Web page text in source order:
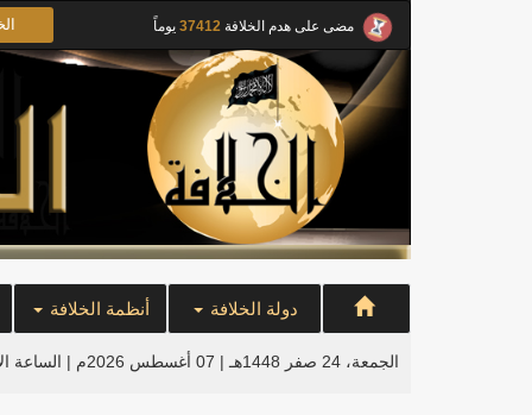
مضى على هدم الخلافة 37412 يوماً
دولة الخلافة أنظمة الخلافة
الجمعة، 24 صفر 1448هـ | 07 أغسطس 2026م | الساعة